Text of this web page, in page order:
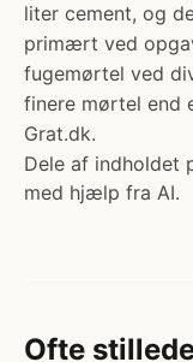
liter cement, og
primært ved
fugemørtel ved
finere mørtel end
Grat.dk.
Dele af indholdet
med hjælp fra AI.
Ofte